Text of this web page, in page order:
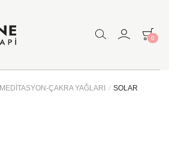
0
MEDITASYON-ÇAKRA YAĞLARI / SOLAR